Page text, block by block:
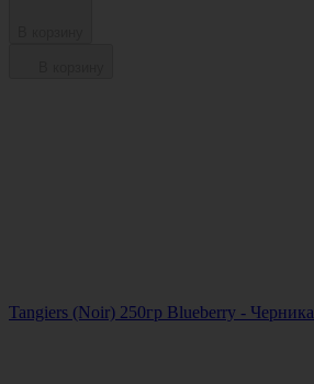
Tangiers (Noir) 250гр Blueberry - Черника